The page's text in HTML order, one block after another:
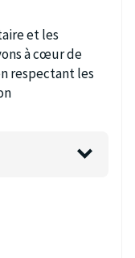
et les
à cœur de
respectant les